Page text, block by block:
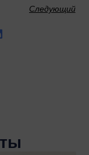
Следующий